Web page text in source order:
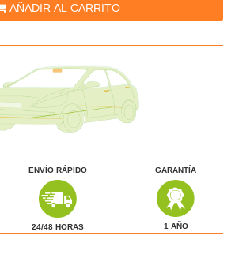
AÑADIR AL CARRITO
ENVÍO RÁPIDO
24/48 HORAS
GARANTÍA
1 AÑO